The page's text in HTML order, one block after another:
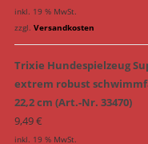
inkl. 19 % MwSt.
zzgl. Versandkosten
Trixie Hundespielzeug
extrem robust
22,2 cm (Art.-Nr. 33470)
9,49€
inkl. 19 % MwSt.